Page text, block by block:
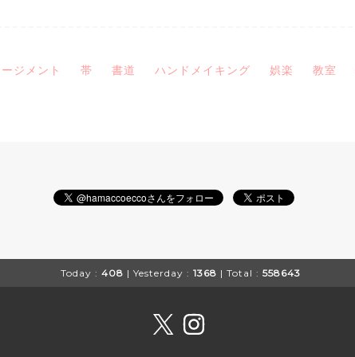
ジメント 帯 書道 ハンドメイキング 娯楽 教室
Today : 408 | Yesterday : 1368 | Total : 558643